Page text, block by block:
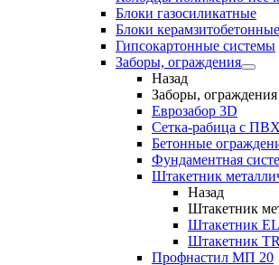
Блоки газосиликатные
Блоки керамзитобетонные
Гипсокартонные системы
Заборы, ограждения
Назад
Заборы, ограждения
Еврозабор 3D
Сетка-рабица с
Бетонные
Фундаментная
Штакетник
Назад
Штакетник
Штакетник
Штакетник
Профнастил МП 20